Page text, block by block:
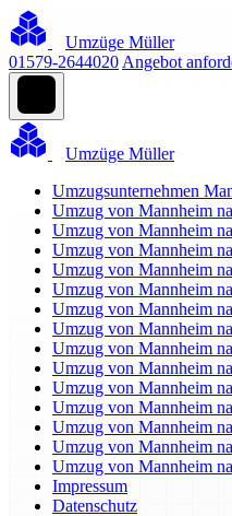
Umzüge Müller
01579-2644020 Angebot
Umzüge Müller
Umzugsunternehmen
Umzug von Mannheim
Umzug von Mannheim
Umzug von Mannheim
Umzug von Mannheim
Umzug von Mannheim
Umzug von Mannheim
Umzug von Mannheim
Umzug von Mannheim
Umzug von Mannheim
Umzug von Mannheim
Umzug von Mannheim
Umzug von Mannheim
Umzug von Mannheim
Umzug von Mannheim
Impressum
Datenschutz